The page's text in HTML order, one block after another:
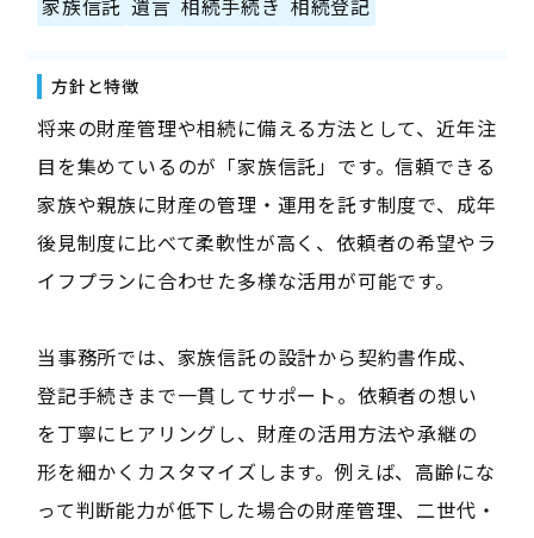
家族信託 遺言 相続手続き 相続登記
方針と特徴
将来の財産管理や相続に備える方法として、近年注
目を集めているのが「家族信託」です。信頼できる
家族や親族に財産の管理・運用を託す制度で、成年
後見制度に比べて柔軟性が高く、依頼者の希望やラ
イフプランに合わせた多様な活用が可能です。
当事務所では、家族信託の設計から契約書作成、
登記手続きまで一貫してサポート。依頼者の想い
を丁寧にヒアリングし、財産の活用方法や承継の
形を細かくカスタマイズします。例えば、高齢にな
って判断能力が低下した場合の財産管理、二世代・